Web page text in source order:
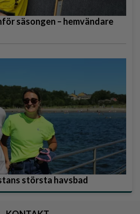
säsongen – hemvändare
största havsbad